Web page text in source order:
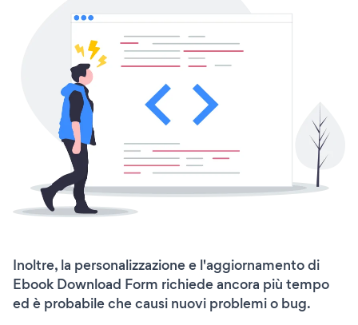
Inoltre, la personalizzazione e l'aggiornamento di
Ebook Download Form richiede ancora più tempo
ed è probabile che causi nuovi problemi o bug.